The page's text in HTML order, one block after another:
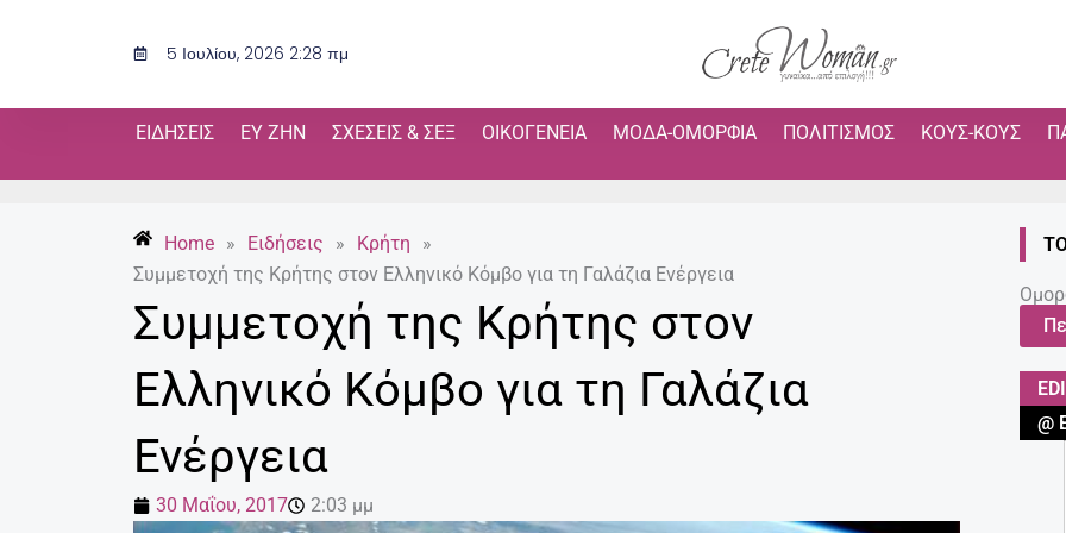
5 Ιουλίου, 2026 2:28 πμ
ΕΙΔΉΣΕΙΣ ΕΥ ΖΗΝ ΣΧΈΣΕΙΣ & ΣΕΞ ΟΙΚΟΓΈΝΕΙΑ ΜΌΔΑ-ΟΜΟΡΦΙΆ ΠΟΛΙΤΙΣΜΌΣ ΚΟΥΣ-ΚΟΥΣ
Home » Ειδήσεις » Κρήτη
»
Συμμετοχή της Κρήτης στον Ελληνικό Κόμβο για τη Γαλάζια Ενέργεια
Συμμετοχή της Κρήτης στον
Ελληνικό Κόμβο για τη Γαλάζια
Ενέργεια
30 Μαΐου, 2017 2:03 μμ
@